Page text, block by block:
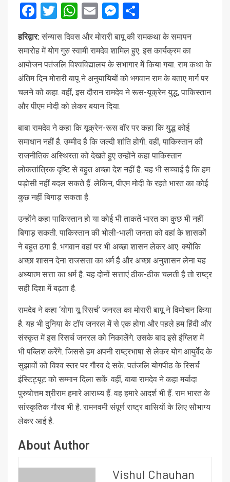
Facebook
Twitter
WhatsApp
EmailMessenger
हरिद्वार: संन्यास दिवस और मोरारी बापू की रामकथा के समापन
समारोह में योग गुरु स्वामी रामदेव शामिल हुए. इस कार्यक्रम का
आयोजन पतंजलि विश्वविद्यालय के सभागार में किया गया. राम कथा के
अंतिम दिन मोरारी बापू ने अनुयायियों को भगवान राम के बताए मार्ग पर
चलने को कहा. वहीं, इस दौरान रामदेव ने रूस-यूक्रेन युद्ध, पाकिस्तान
और पीएम मोदी को लेकर बयान दिया.
बाबा रामदेव ने कहा कि यूक्रेन-रूस वॉर पर कहा कि युद्ध कोई
समाधान नहीं है. उम्मीद है कि जल्दी शांति होगी. वहीं, पाकिस्तान की
राजनीतिक अस्थिरता को देखते हुए उन्होंने कहा पाकिस्तान
लोकतांत्रिक दृष्टि से बहुत अच्छा देश नहीं है. यह भी सच्चाई है कि हम
पड़ोसी नहीं बदल सकते हैं. लेकिन, पीएम मोदी के रहते भारत का कोई
कुछ नहीं बिगाड़ सकता है.
उन्होंने कहा पाकिस्तान हो या कोई भी ताकतें भारत का कुछ भी नहीं
बिगाड़ सकती. पाकिस्तान की भोली-भाली जनता को वहां के शासकों
ने बहुत ठगा है. भगवान वहां पर भी अच्छा शासन लेकर आए. क्योंकि
अच्छा शासन देना राजसत्ता का धर्म है और अच्छा अनुशासन लेना यह
अध्यात्म सत्ता का धर्म है. यह दोनों सत्ताएं ठीक-ठीक चलती है तो राष्ट्र
सही दिशा में बढ़ता है.
रामदेव ने कहा ‘योगा यू रिसर्च’ जनरल का मोरारी बापू ने विमोचन किया
है. यह भी दुनिया के टॉप जनरल में से एक होगा और पहले हम हिंदी और
संस्कृत में इस रिसर्च जनरल को निकालेंगे. उसके बाद इसे इंग्लिश में
भी पब्लिश करेंगे. जिससे हम अपनी राष्ट्रभाषा से लेकर योग आयुर्वेद के
सुझावों को विश्व स्तर पर गौरव दे सके. पतंजलि योगपीठ के रिसर्च
इंस्टिट्यूट को सम्मान दिला सकें. वहीं, बाबा रामदेव ने कहा मर्यादा
पुरुषोत्तम श्रीराम हमारे आराध्य हैं. वह हमारे आदर्श भी हैं. राम भारत के
सांस्कृतिक गौरव भी है. रामनवमी संपूर्ण राष्ट्र वासियों के लिए सौभाग्य
लेकर आई है.
About Author
Vishul Chauhan